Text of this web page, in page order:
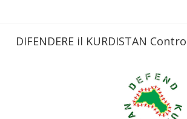
DIFENDERE il KURDISTAN